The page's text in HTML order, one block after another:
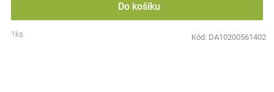
Do košíku
1ks Kód: DA10200561402